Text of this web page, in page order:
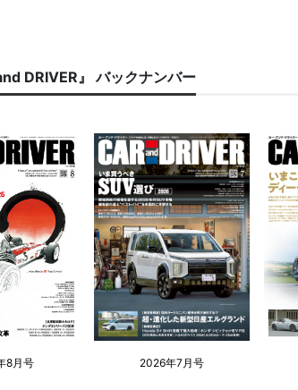
DRIVER』 バックナンバー
8月号 2026年7月号